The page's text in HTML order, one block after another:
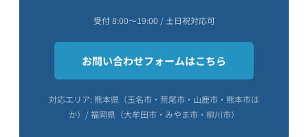
受付 8:00〜19:00 / 土日祝対応可
お問い合わせフォームはこちら
対応エリア: 熊本県（玉名市・荒尾市・山鹿市・熊本市ほ
か）/ 福岡県（大牟田市・みやま市・柳川市）